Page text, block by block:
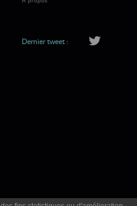
Dernier tweet :